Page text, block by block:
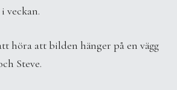
veckan.
höra att bilden hänger på en vägg
Steve.